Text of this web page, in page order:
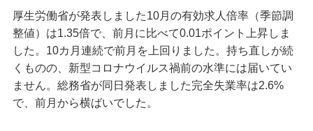
厚生労働省が発表しました10月の有効求人倍率（季節調
整値）は1.35倍で、前月に比べて0.01ポイント上昇しま
した。10カ月連続で前月を上回りました。持ち直しが続
くものの、新型コロナウイルス禍前の水準には届いてい
ません。総務省が同日発表しました完全失業率は2.6%
で、前月から横ばいでした。